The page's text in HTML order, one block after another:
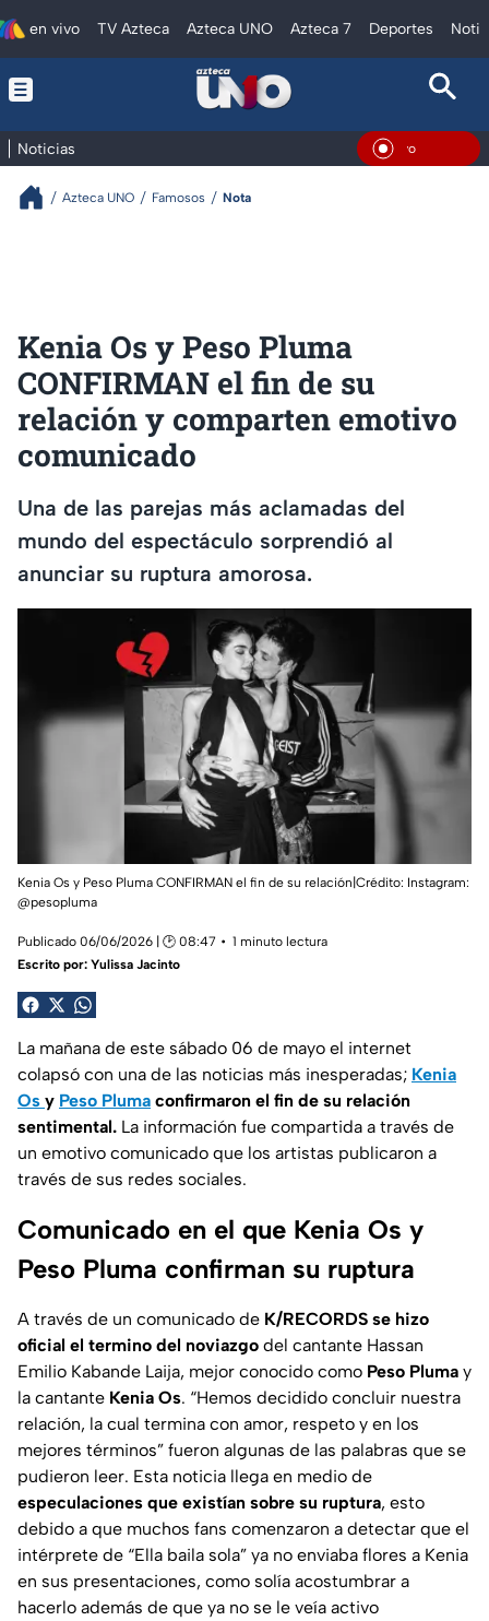
en vivo TV Azteca Azteca UNO Azteca 7 Deportes
Noticias En
Azteca UNO Famosos Nota
Kenia Os y Peso Pluma
CONFIRMAN el fin de su
relación y comparten emotivo
comunicado
Una de las parejas más aclamadas del
mundo del espectáculo sorprendió al
anunciar su ruptura amorosa.
Kenia Os y Peso Pluma CONFIRMAN el fin de su relación|Crédito: Instagram:
@pesopluma
Publicado 06/06/2026 | 🕑 08:47
1 minuto lectura
Escrito por: Yulissa Jacinto
La mañana de este sábado 06 de mayo el internet
colapsó con una de las noticias más inesperadas; Kenia
Os y Peso Pluma confirmaron el fin de su relación
sentimental. La información fue compartida a través de
un emotivo comunicado que los artistas publicaron a
través de sus redes sociales.
Comunicado en el que Kenia Os y
Peso Pluma confirman su ruptura
A través de un comunicado de K/RECORDS se hizo
oficial el termino del noviazgo del cantante Hassan
Emilio Kabande Laija, mejor conocido como Peso Pluma y
la cantante Kenia Os. “Hemos decidido concluir nuestra
relación, la cual termina con amor, respeto y en los
mejores términos” fueron algunas de las palabras que se
pudieron leer. Esta noticia llega en medio de
especulaciones que existían sobre su ruptura, esto
debido a que muchos fans comenzaron a detectar que el
intérprete de “Ella baila sola” ya no enviaba flores a Kenia
en sus presentaciones, como solía acostumbrar a
hacerlo además de que ya no se le veía activo